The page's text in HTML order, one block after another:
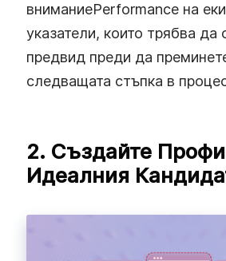
вниманиеPerformance на
указатели, които трябва да
предвид преди да
следващата стъпка в
2. Създайте
Идеалния